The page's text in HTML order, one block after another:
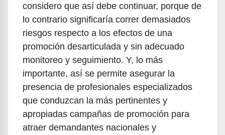
considero que así debe continuar, porque de
lo contrario significaría correr demasiados
riesgos respecto a los efectos de una
promoción desarticulada y sin adecuado
monitoreo y seguimiento. Y, lo más
importante, así se permite asegurar la
presencia de profesionales especializados
que conduzcan la más pertinentes y
apropiadas campañas de promoción para
atraer demandantes nacionales y